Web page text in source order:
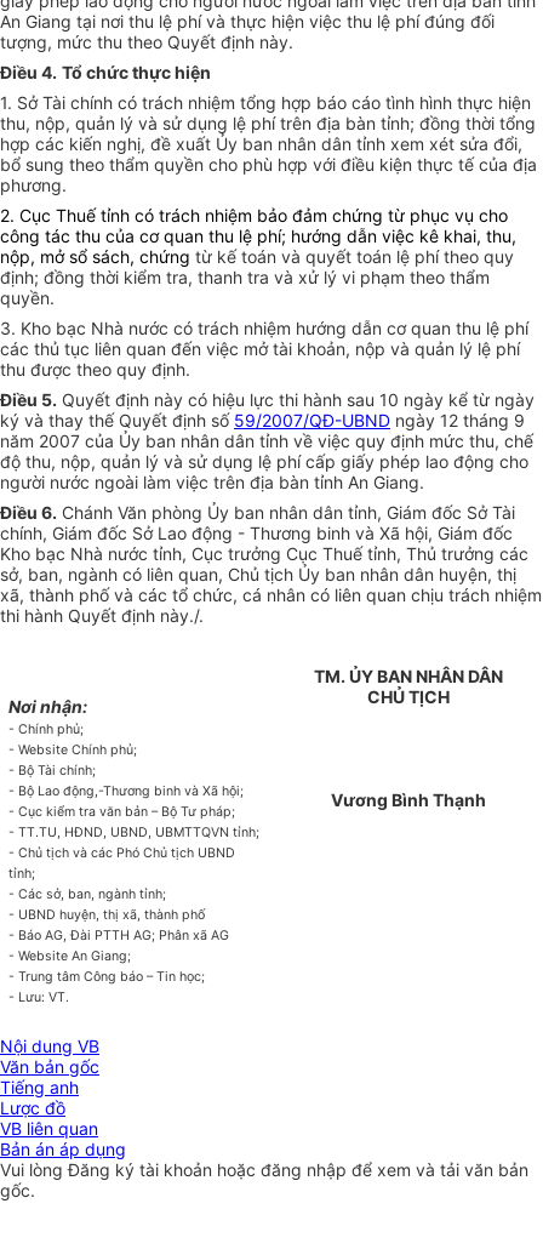
An Giang tại nơi thu lệ phí và thực hiện việc thu lệ phí đúng đối
tượng, mức thu theo Quyết định này.
Điều 4. Tổ chức thực hiện
1. Sở Tài chính có trách nhiệm tổng hợp báo cáo tình hình thực hiện
thu, nộp, quản lý và sử dụng lệ phí trên địa bàn tỉnh; đồng thời tổng
hợp các kiến nghị, đề xuất Ủy ban nhân dân tỉnh xem xét sửa đổi,
bổ sung theo thẩm quyền cho phù hợp với điều kiện thực tế của địa
phương.
2. Cục Thuế tỉnh có trách nhiệm bảo đảm chứng từ phục vụ cho
công tác thu của cơ quan thu lệ phí; hướng dẫn việc kê khai, thu,
nộp, mở sổ sách, chứng từ kế toán và quyết toán lệ phí theo quy
định; đồng thời kiểm tra, thanh tra và xử lý vi phạm theo thẩm
quyền.
3. Kho bạc Nhà nước có trách nhiệm hướng dẫn cơ quan thu lệ phí
các thủ tục liên quan đến việc mở tài khoản, nộp và quản lý lệ phí
thu được theo quy định.
Điều 5. Quyết định này có hiệu lực thi hành sau 10 ngày kể từ ngày
ký và thay thế Quyết định số 59/2007/QĐ-UBND ngày 12 tháng 9
năm 2007 của Ủy ban nhân dân tỉnh về việc quy định mức thu, chế
độ thu, nộp, quản lý và sử dụng lệ phí cấp giấy phép lao động cho
người nước ngoài làm việc trên địa bàn tỉnh An Giang.
Điều 6. Chánh Văn phòng Ủy ban nhân dân tỉnh, Giám đốc Sở Tài
chính, Giám đốc Sở Lao động - Thương binh và Xã hội, Giám đốc
Kho bạc Nhà nước tỉnh, Cục trưởng Cục Thuế tỉnh, Thủ trưởng các
sở, ban, ngành có liên quan, Chủ tịch Ủy ban nhân dân huyện, thị
xã, thành phố và các tổ chức, cá nhân có liên quan chịu trách nhiệm
thi hành Quyết định này./.
Nơi nhận:
- Chính phủ;
- Website Chính phủ;
- Bộ Tài chính;
- Bộ Lao động,-Thương binh và Xã hội;
- Cục kiểm tra văn bản – Bộ Tư pháp;
- TT.TU, HĐND, UBND, UBMTTQVN tỉnh;
- Chủ tịch và các Phó Chủ tịch UBND
tỉnh;
- Các sở, ban, ngành tỉnh;
- UBND huyện, thị xã, thành phố
- Báo AG, Đài PTTH AG; Phân xã AG
- Website An Giang;
- Trung tâm Công báo – Tin học;
- Lưu: VT.
TM. ỦY BAN NHÂN DÂN
CHỦ TỊCH
Vương Bình Thạnh
Nội dung VB
Văn bản gốc
Tiếng anh
Lược đồ
VB liên quan
Bản án áp dụng
Vui lòngĐăng ký tài khoản hoặc đăng nhập để xem và tải văn bản
gốc.